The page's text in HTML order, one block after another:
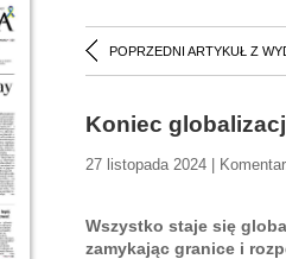
POPRZEDNI ARTYKUŁ Z
Koniec
27 listopada 2024 |
Wszystko staje się
zamykając granice i